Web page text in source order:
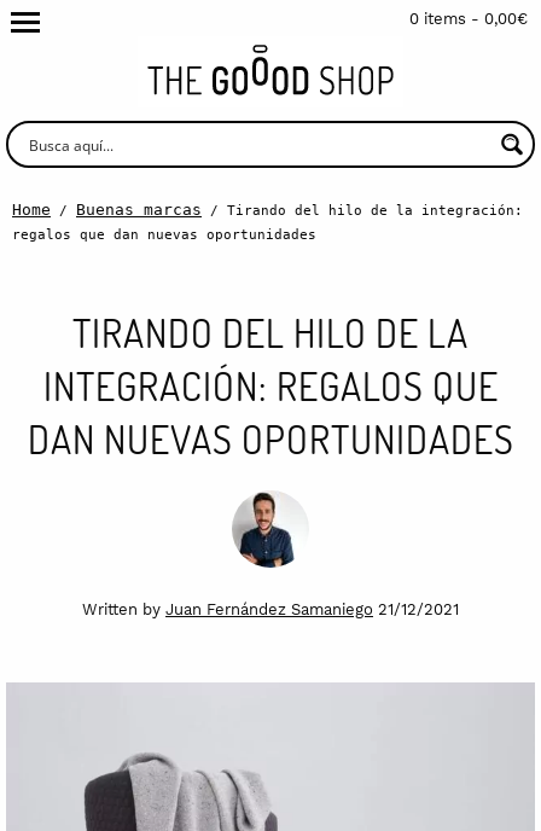
0 items - 0,00€
Home / Buenas marcas / Tirando del hilo de la integración:
regalos que dan nuevas oportunidades
TIRANDO DEL HILO DE LA
INTEGRACIÓN: REGALOS QUE
DAN NUEVAS OPORTUNIDADES
Written by Juan Fernández Samaniego 21/12/2021